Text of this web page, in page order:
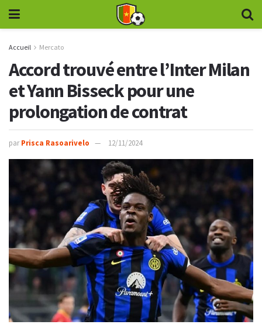
Accueil Mercato
Accord trouvé entre l’Inter Milan
et Yann Bisseck pour une
prolongation de contrat
par Prisca Rasoarivelo 12/11/2024